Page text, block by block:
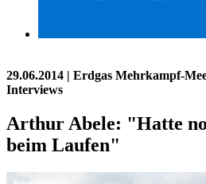
29.06.2014 | Erdgas Mehrkampf-
Interviews
Arthur Abele: "Hatte
beim Laufen"